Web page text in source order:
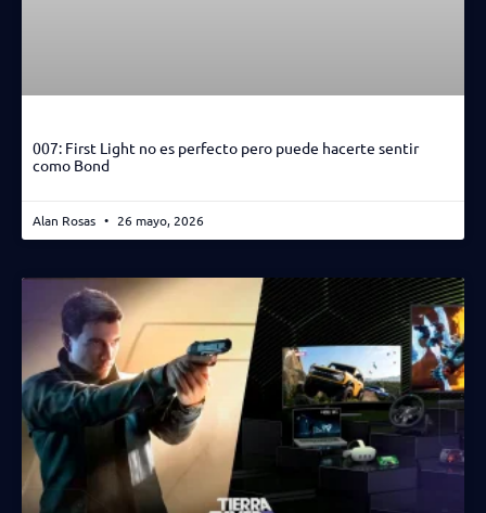
007: First Light no es perfecto pero puede hacerte sentir
como Bond
Alan Rosas 26 mayo, 2026